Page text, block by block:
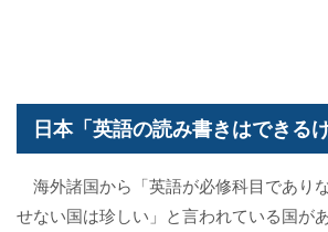
日本「英語の読み書きはできるけ
海外諸国から「英語が必修科目であり
せない国は珍しい」と言われている国が